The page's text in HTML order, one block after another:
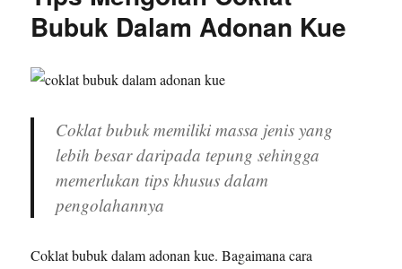
Bubuk Dalam Adonan Kue
Coklat bubuk memiliki massa jenis yang
lebih besar daripada tepung sehingga
memerlukan tips khusus dalam
pengolahannya
Coklat bubuk dalam adonan kue. Bagaimana cara